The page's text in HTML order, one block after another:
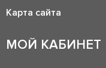
Карта сайта
МОЙ КАБИНЕТ